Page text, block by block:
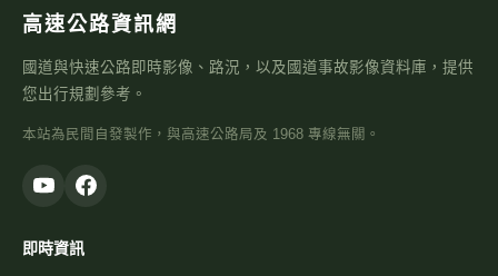
高速公路資訊網
國道與快速公路即時影像、路況，以及國道事故影像資料庫，提供
您出行規劃參考。
本站為民間自發製作，與高速公路局及 1968 專線無關。
即時資訊